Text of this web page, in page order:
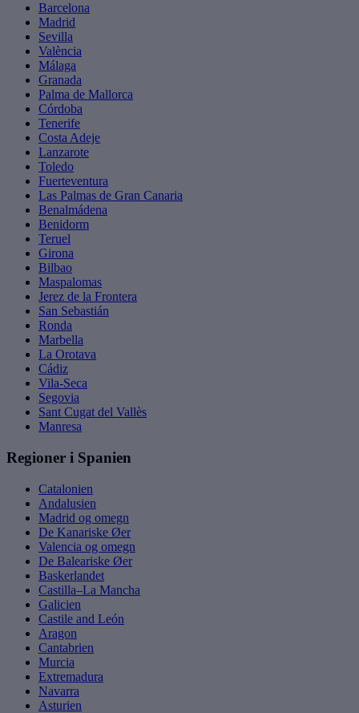
Barcelona
Madrid
Sevilla
València
Málaga
Granada
Palma de Mallorca
Córdoba
Tenerife
Costa Adeje
Lanzarote
Toledo
Fuerteventura
Las Palmas de Gran Canaria
Benalmádena
Benidorm
Teruel
Girona
Bilbao
Maspalomas
Jerez de la Frontera
San Sebastián
Ronda
Marbella
La Orotava
Cádiz
Vila-Seca
Segovia
Sant Cugat del Vallès
Manresa
Regioner i Spanien
Catalonien
Andalusien
Madrid og omegn
De Kanariske Øer
Valencia og omegn
De Baleariske Øer
Baskerlandet
Castilla–La Mancha
Galicien
Castile and León
Aragon
Cantabrien
Murcia
Extremadura
Navarra
Asturien